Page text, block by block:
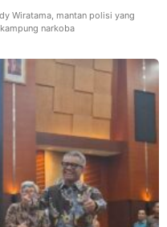
Wiratama, mantan polisi yang
narkoba